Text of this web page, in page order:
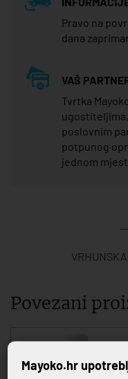
Pravo na
dana
VAŠ
Tvrtka
poslovnim
potpunog
jednom
Povezani
Mayoko.hr